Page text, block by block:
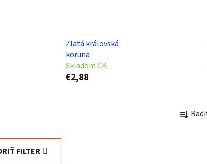
Zlatá královská
koruna
Skladom ČR
€2,88
a
FILTER